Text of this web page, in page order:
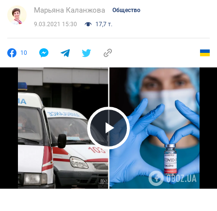
Марьяна Каланжова Общество
9.03.2021 15:30 17,7 т.
10
Play Video